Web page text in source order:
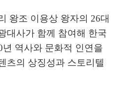
왕조 이용상 왕자의 26대
대사가 함께 참여해 한국
년 역사와 문화적 인연을
츠의 상징성과 스토리텔